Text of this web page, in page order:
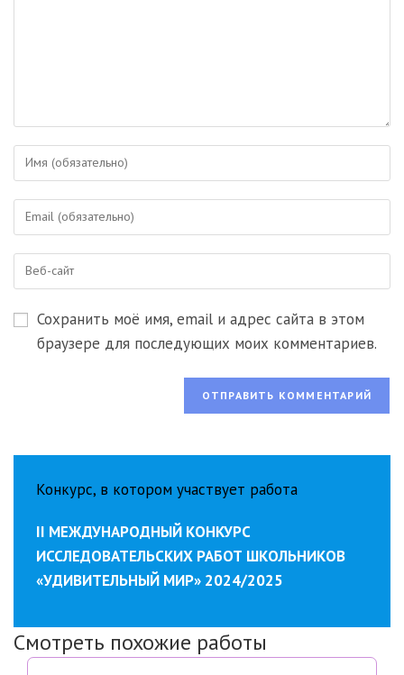
Введите
или
имя
пользователя,
чтобы
прокомментировать
Введите
адрес,
чтобы
Введите
веб-
сайта
Сохранить моё имя, email и адрес сайта в этом
браузере для последующих моих комментариев.
Конкурс, в котором участвует работа
II МЕЖДУНАРОДНЫЙ КОНКУРС
ИССЛЕДОВАТЕЛЬСКИХ РАБОТ ШКОЛЬНИКОВ
«УДИВИТЕЛЬНЫЙ МИР» 2024/2025
Смотреть похожие работы